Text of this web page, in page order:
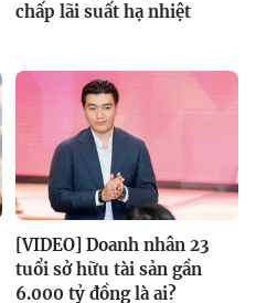
chấp lãi suất hạ nhiệt
[VIDEO] Doanh nhân 23
tuổi sở hữu tài sản gần
6.000 tỷ đồng là ai?